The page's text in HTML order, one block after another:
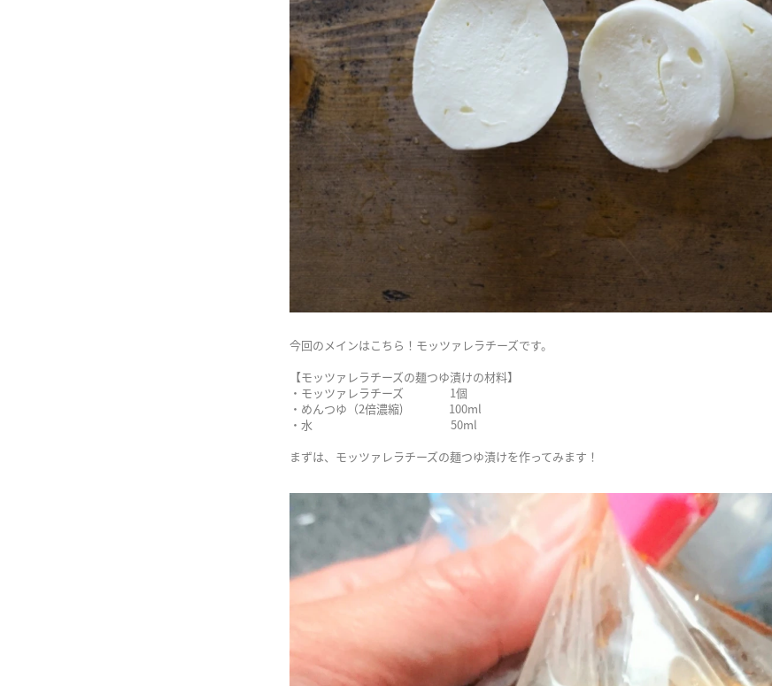
今回のメインはこちら！モッツァレラチーズです。
【モッツァレラチーズの麺つゆ漬けの材料】
・モッツァレラチーズ 1個
・めんつゆ（2倍濃縮) 100ml
・水 50ml
まずは、モッツァレラチーズの麺つゆ漬けを作ってみます！